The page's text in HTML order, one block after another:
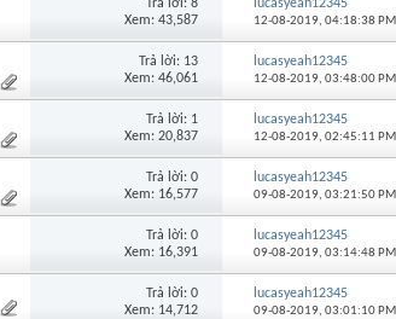
Trả lời: 8
Xem: 43,587
lucasyeah12345
12-08-2019,04:18:38 PM
Trả lời: 13
Xem: 46,061
lucasyeah12345
12-08-2019,03:48:00 PM
Trả lời: 1
Xem: 20,837
lucasyeah12345
12-08-2019,02:45:11 PM
Trả lời: 0
Xem: 16,577
lucasyeah12345
09-08-2019,03:21:50 PM
Trả lời: 0
Xem: 16,391
lucasyeah12345
09-08-2019,03:14:48 PM
Trả lời: 0
Xem: 14,712
lucasyeah12345
09-08-2019,03:01:10 PM